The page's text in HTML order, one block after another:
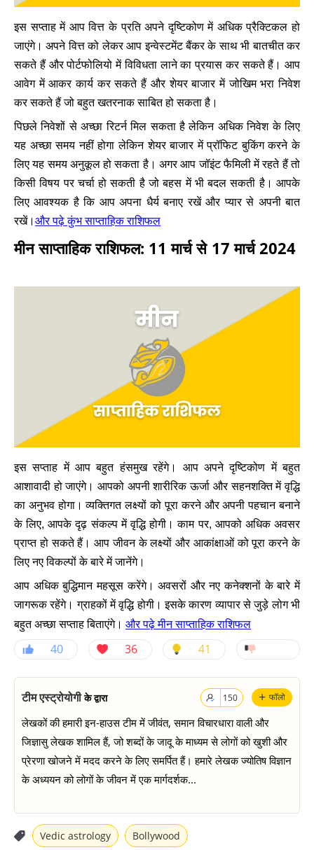
इस सप्ताह में आप वित्त के प्रति अपने दृष्टिकोण में अधिक प्रैक्टिकल हो
जाएंगे। अपने वित्त को लेकर आप इन्वेस्टमेंट बैंकर के साथ भी बातचीत कर
सकते हैं और पोर्टफोलियो में विविधता लाने का प्रयास कर सकते हैं। आप
आवेग में आकर कार्य कर सकते हैं और शेयर बाजार में जोखिम भरा निवेश
कर सकते हैं जो बहुत खतरनाक साबित हो सकता है।
पिछले निवेशों से अच्छा रिटर्न मिल सकता है लेकिन अधिक निवेश के लिए
यह अच्छा समय नहीं होगा लेकिन शेयर बाजार में प्रॉफिट बुकिंग करने के
लिए यह समय अनुकूल हो सकता है। अगर आप जॉइंट फैमिली में रहते हैं तो
किसी विषय पर चर्चा हो सकती है जो बहस में भी बदल सकती है। आपके
लिए आवश्यक है कि आप अपना धैर्य बनाए रखें और प्यार से अपनी बात
रखें। और पढ़े कुंभ साप्ताहिक राशिफल
मीन साप्ताहिक राशिफल: 11 मार्च से 17 मार्च 2024
इस सप्ताह में आप बहुत हंसमुख रहेंगे। आप अपने दृष्टिकोण में बहुत
आशावादी हो जाएंगे। आपको अपनी शारीरिक ऊर्जा और सहनशक्ति में वृद्धि
का अनुभव होगा। व्यक्तिगत लक्ष्यों को पूरा करने और अपनी पहचान बनाने
के लिए, आपके दृढ़ संकल्प में वृद्धि होगी। काम पर, आपको अधिक अवसर
प्राप्त हो सकते हैं। आप जीवन के लक्ष्यों और आकांक्षाओं को पूरा करने के
लिए नए विकल्पों के बारे में जानेंगे।
आप अधिक बुद्धिमान महसूस करेंगे। अवसरों और नए कनेक्शनों के बारे में
जागरूक रहेंगे।ग्राहकों में वृद्धि होगी। इसके कारण व्यापार से जुड़े लोग भी
बहुत अच्छा सप्ताह बिताएंगे। और पढ़े मीन साप्ताहिक राशिफल
40
36 41
+ फॉलो
150
टीम एस्ट्रोयोगीके द्वारा
लेखकों की हमारी इन-हाउस टीम में जीवंत, समान विचारधारा वाली और
जिज्ञासु लेखक शामिल हैं, जो शब्दों के जादू के माध्यम से लोगों को खुशी और
प्रेरणा खोजने में मदद करने के लिए समर्पित हैं। हमारे लेखक ज्योतिष विज्ञान
के अध्ययन को लोगों के जीवन में एक मार्गदर्शक...
Vedic astrology Bollywood